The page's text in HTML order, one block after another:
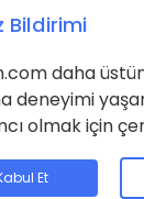
by
Bildirimi
daha
deneyimi
olmak için
Et